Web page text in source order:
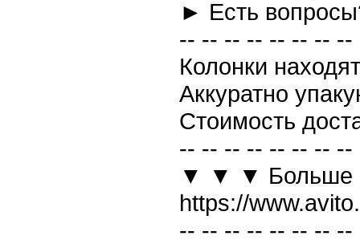
► Есть
-- -- -- -- -- -- --
Колонки
Аккуратно
Стоимость
-- -- -- -- -- -- --
▼ ▼ ▼
https://
-- -- -- -- -- -- --